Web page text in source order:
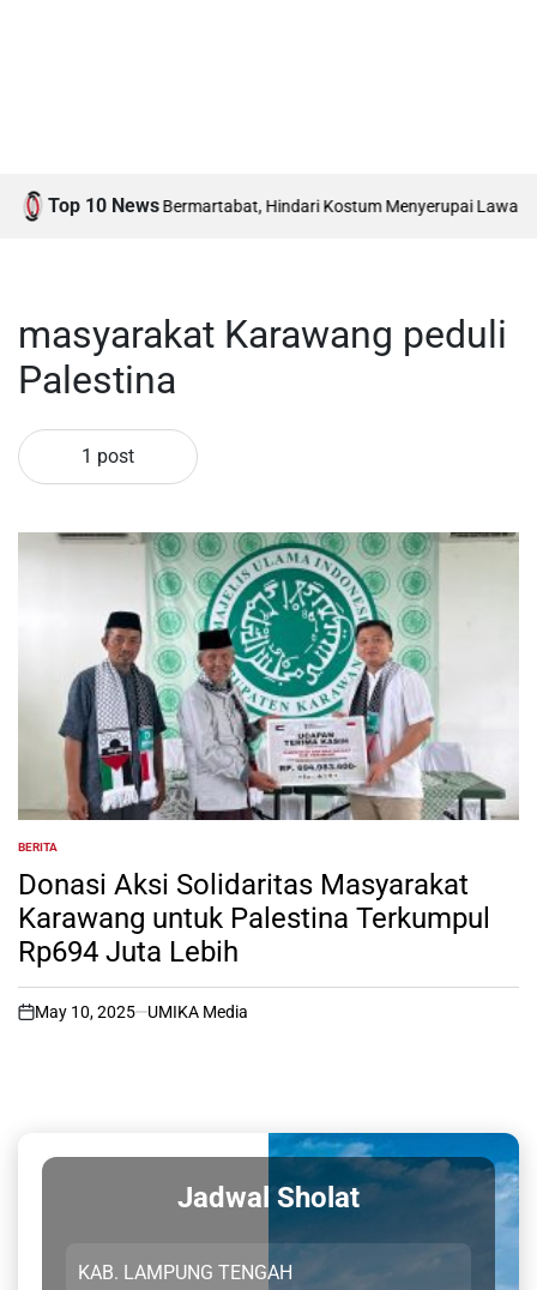
Top 10 News
HUT RI Harus Bermartabat, Hindari Kostum Menyerupai Lawan
masyarakat Karawang peduli
Palestina
1 post
POSTED
IN
BERITA
Donasi Aksi Solidaritas Masyarakat
Karawang untuk Palestina Terkumpul
Rp694 Juta Lebih
on
May 10, 2025 UMIKA Media
Jadwal Sholat